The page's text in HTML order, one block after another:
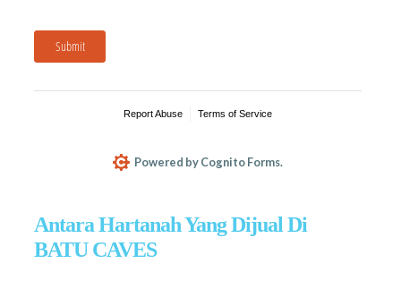
Antara Hartanah Yang Dijual Di
BATU CAVES